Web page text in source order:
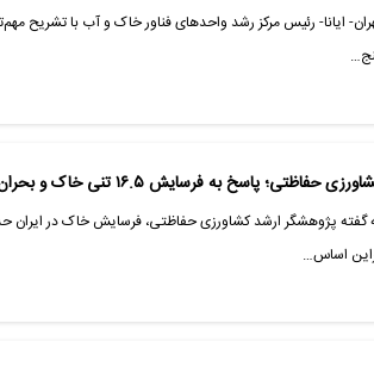
ایانا- رئیس مرکز رشد واحدهای فناور خاک و آب با تشریح
حفاظتی؛ پاسخ به فرسایش ۱۶.۵ تنی خاک و بحران آب در ایران
اساس…